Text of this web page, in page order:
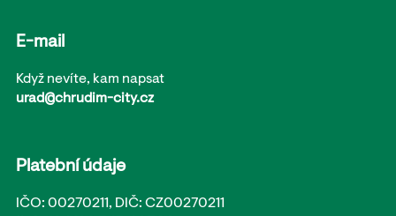
E-mail
Když nevíte, kam napsat
urad@chrudim-city.cz
Platební údaje
IČO: 00270211, DIČ: CZ00270211